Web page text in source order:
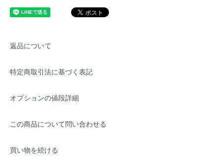
返品について
特定商取引法に基づく表記
オプションの値段詳細
この商品について問い合わせる
買い物を続ける